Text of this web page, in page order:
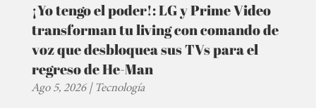
¡Yo tengo el poder!: LG y Prime Video
transforman tu living con comando de
voz que desbloquea sus TVs para el
regreso de He-Man
Ago 5, 2026|Tecnología